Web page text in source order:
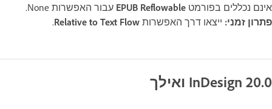
אינם נכללים בפורמט EPUB Reflowable עבור האפשרות None.
פתרון זמני: ייצאו דרך האפשרות Relative to Text Flow
.
InDesign 20.0 ואילך